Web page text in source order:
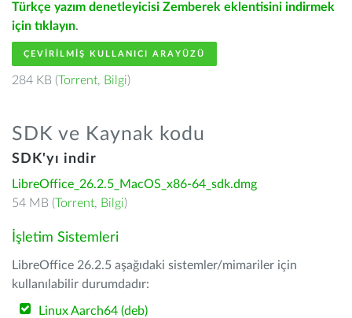
Türkçe yazım denetleyicisi Zemberek eklentisini indirmek
için tıklayın.
ÇEVIRILMIŞ KULLANICI ARAYÜZÜ
284 KB (Torrent, Bilgi)
SDK ve Kaynak kodu
SDK'yı indir
LibreOffice_26.2.5_MacOS_x86-64_sdk.dmg
54 MB (Torrent, Bilgi)
İşletim Sistemleri
LibreOffice 26.2.5 aşağıdaki sistemler/mimariler için
kullanılabilir durumdadır:
Linux Aarch64 (deb)